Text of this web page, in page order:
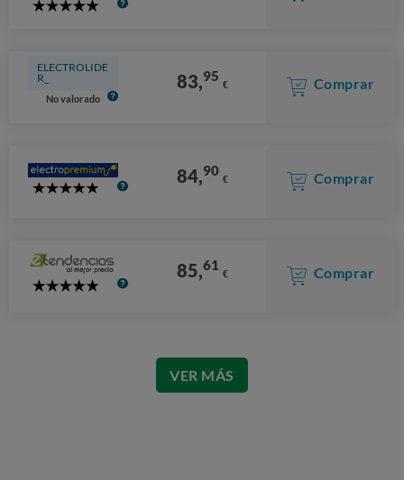
5
ELECTROLIDE
R_
No valorado
83,95 € Comprar
5
84,90 € Comprar
5
85,61 € Comprar
VER MÁS